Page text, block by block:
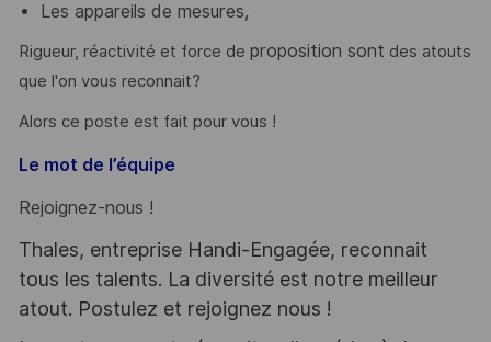
Les appareils de mesures,
Rigueur, réactivité et force de proposition sont des atouts
que l'on vous reconnait?
Alors ce poste est fait pour vous !
Le mot de l’équipe
Rejoignez-nous !
Thales, entreprise Handi-Engagée, reconnait
tous les talents. La diversité est notre meilleur
atout. Postulez et rejoignez nous !